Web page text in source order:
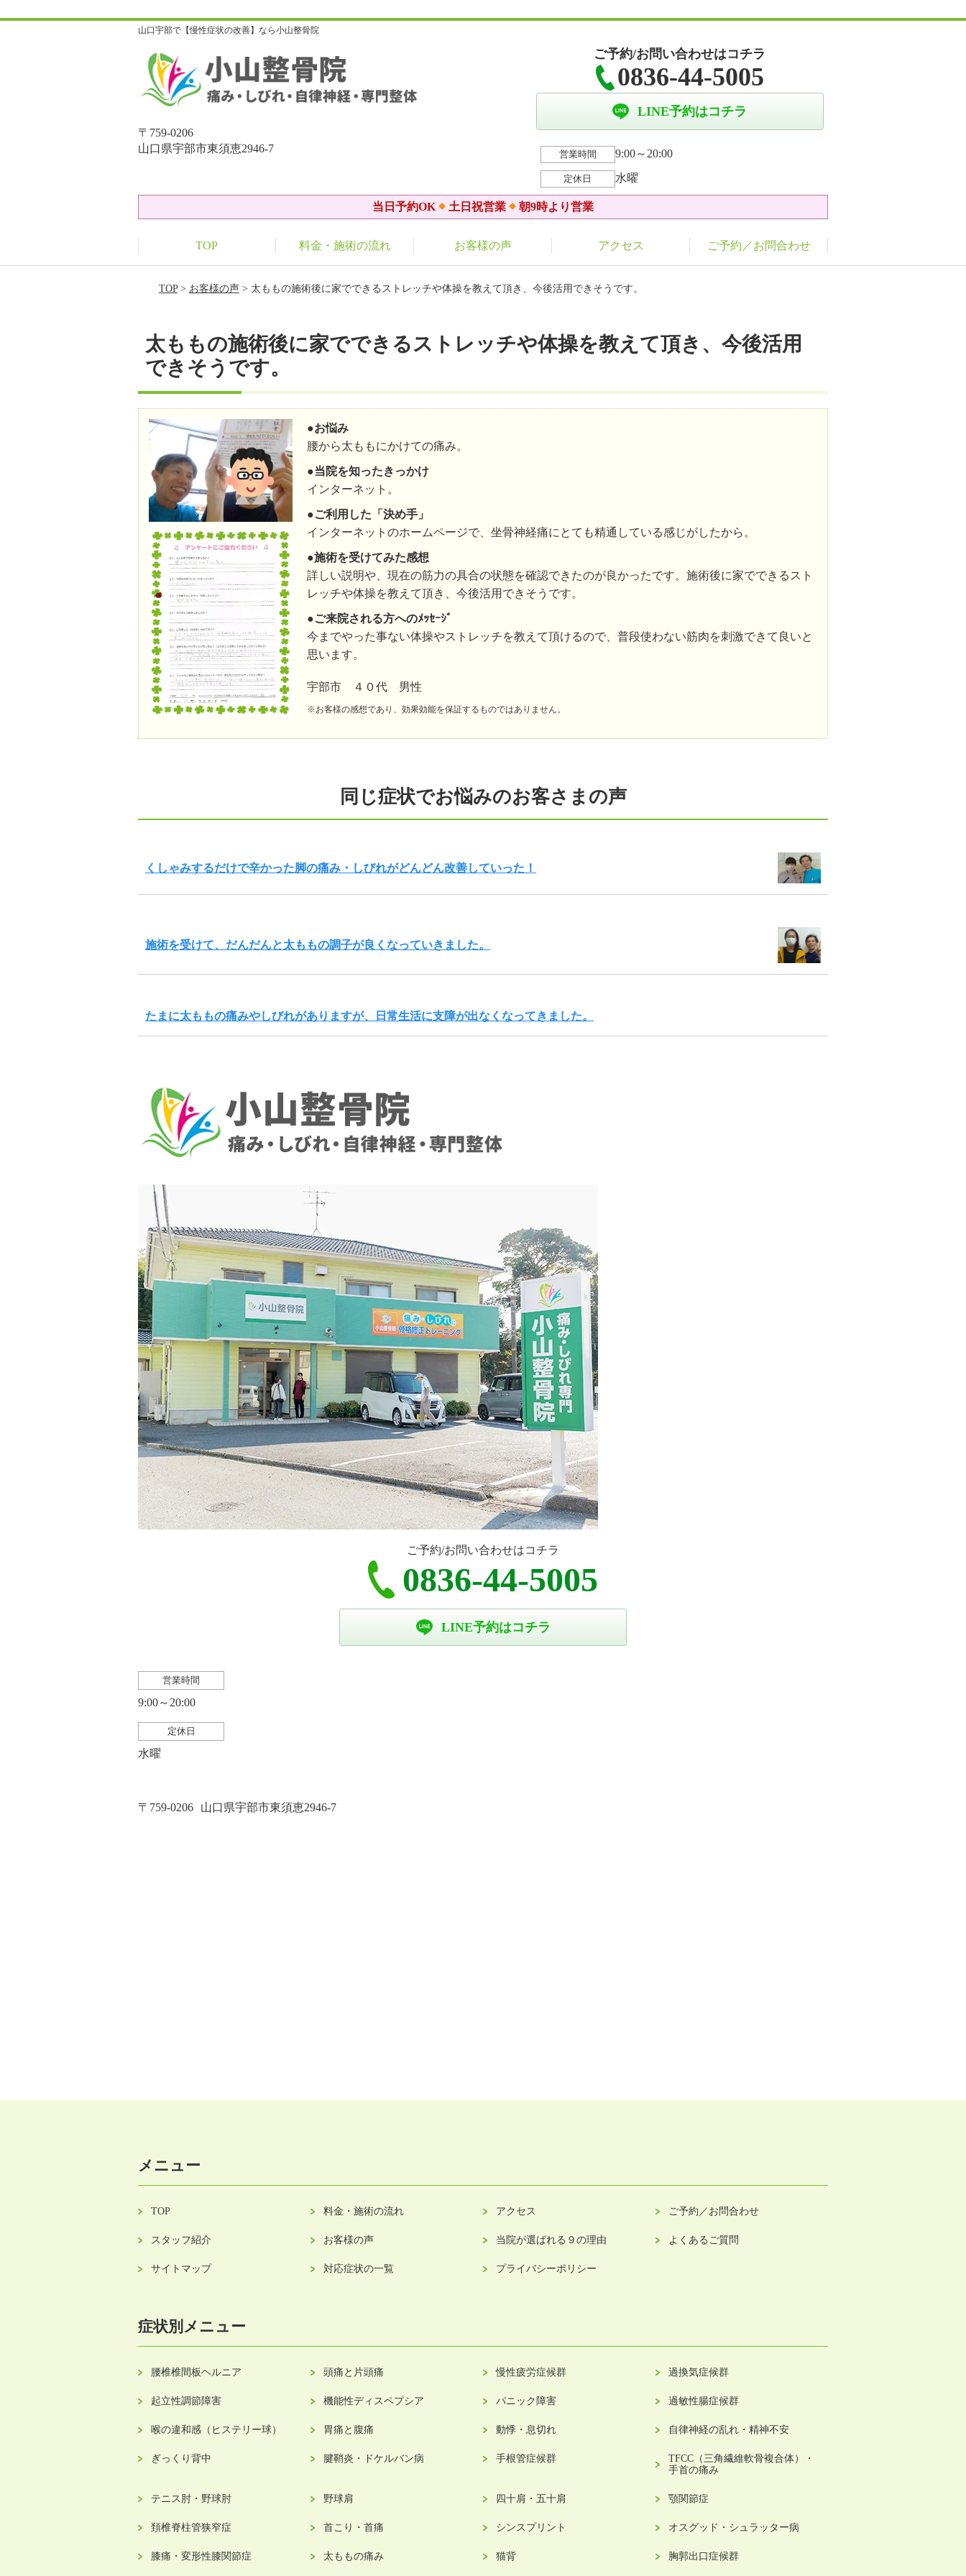
山口宇部で【慢性症状の改善】なら小山整骨院
〒759-0206
山口県宇部市東須恵2946-7
ご予約/お問い合わせはコチラ
0836-44-5005
LINE予約はコチラ
営業時間 9:00～20:00
定休日 水曜
当日予約OK 土日祝営業 朝9時より営業
TOP 料金・施術の流れ お客様の声 アクセス ご予約／お問合わせ
TOP> お客様の声> 太ももの施術後に家でできるストレッチや体操を教えて頂き、今後活用できそうです。
太ももの施術後に家でできるストレッチや体操を教えて頂き、今後活用
できそうです。
●お悩み
腰から太ももにかけての痛み。
●当院を知ったきっかけ
インターネット。
●ご利用した「決め手」
インターネットのホームページで、坐骨神経痛にとても精通している感じがしたから。
●施術を受けてみた感想
詳しい説明や、現在の筋力の具合の状態を確認できたのが良かったです。施術後に家でできるスト
レッチや体操を教えて頂き、今後活用できそうです。
●ご来院される方へのﾒｯｾｰｼﾞ
今までやった事ない体操やストレッチを教えて頂けるので、普段使わない筋肉を刺激できて良いと
思います。
宇部市 ４０代 男性
※お客様の感想であり、効果効能を保証するものではありません。
同じ症状でお悩みのお客さまの声
くしゃみするだけで辛かった脚の痛み・しびれがどんどん改善していった！
施術を受けて、だんだんと太ももの調子が良くなっていきました。
たまに太ももの痛みやしびれがありますが、日常生活に支障が出なくなってきました。
ご予約/お問い合わせはコチラ
0836-44-5005
LINE予約はコチラ
営業時間
9:00～20:00
定休日
水曜
〒759-0206 山口県宇部市東須恵2946-7
メニュー
TOP 料金・施術の流れ アクセス ご予約／お問合わせ
スタッフ紹介 お客様の声 当院が選ばれる９の理由 よくあるご質問
サイトマップ 対応症状の一覧 プライバシーポリシー
症状別メニュー
腰椎椎間板ヘルニア 頭痛と片頭痛 慢性疲労症候群 過換気症候群
起立性調節障害 機能性ディスペプシア パニック障害 過敏性腸症候群
喉の違和感（ヒステリー球） 胃痛と腹痛 動悸・息切れ 自律神経の乱れ・精神不安
ぎっくり背中 腱鞘炎・ドケルバン病 手根管症候群
TFCC（三角繊維軟骨複合体）・
手首の痛み
テニス肘・野球肘 野球肩 四十肩・五十肩 顎関節症
頚椎脊柱管狭窄症 首こり・首痛 シンスプリント オスグッド・シュラッター病
膝痛・変形性膝関節症 太ももの痛み 猫背 胸郭出口症候群